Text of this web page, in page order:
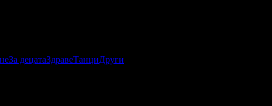
За децатаЗдравеТанциДруги